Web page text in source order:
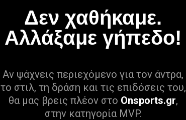
Δεν χαθήκαμε.
Αλλάξαμε γήπεδο!
Αν ψάχνεις περιεχόμενο για τον άντρα,
το στιλ, τη δράση και τις επιδόσεις του,
θα μας βρεις πλέον στο Onsports.gr,
στην κατηγορία MVP.